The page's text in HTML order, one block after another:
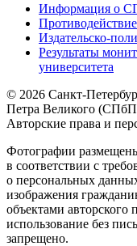
Информация о
Издательско-
Результаты
университета
© 2026 Санкт-
Петра Великого
Авторские права и
Фотографии
в соответствии с
о персональных
изображения
объектами
использование без
запрещено.